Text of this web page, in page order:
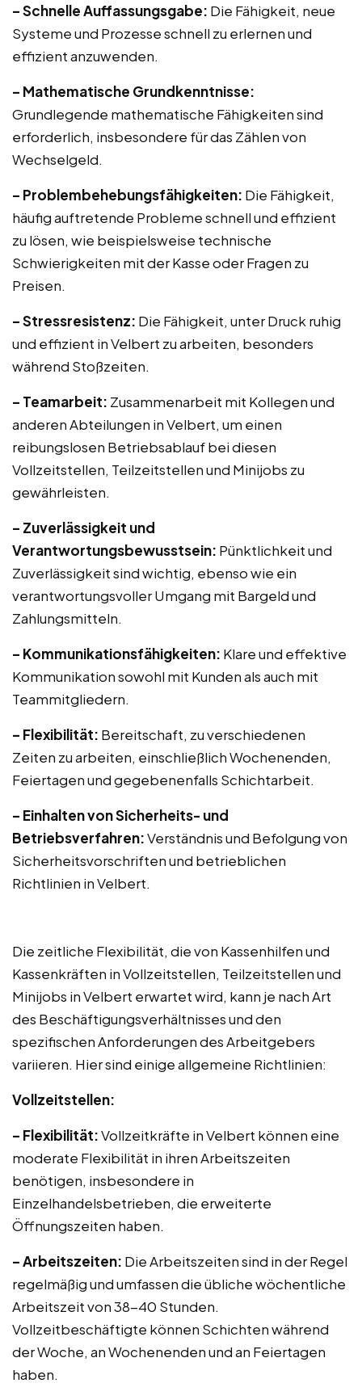
– Schnelle Auffassungsgabe: Die Fähigkeit, neue
Systeme und Prozesse schnell zu erlernen und
effizient anzuwenden.
– Mathematische Grundkenntnisse:
Grundlegende mathematische Fähigkeiten sind
erforderlich, insbesondere für das Zählen von
Wechselgeld.
– Problembehebungsfähigkeiten: Die Fähigkeit,
häufig auftretende Probleme schnell und effizient
zu lösen, wie beispielsweise technische
Schwierigkeiten mit der Kasse oder Fragen zu
Preisen.
– Stressresistenz: Die Fähigkeit, unter Druck ruhig
und effizient in Velbert zu arbeiten, besonders
während Stoßzeiten.
– Teamarbeit: Zusammenarbeit mit Kollegen und
anderen Abteilungen in Velbert, um einen
reibungslosen Betriebsablauf bei diesen
Vollzeitstellen, Teilzeitstellen und Minijobs zu
gewährleisten.
– Zuverlässigkeit und
Verantwortungsbewusstsein: Pünktlichkeit und
Zuverlässigkeit sind wichtig, ebenso wie ein
verantwortungsvoller Umgang mit Bargeld und
Zahlungsmitteln.
– Kommunikationsfähigkeiten: Klare und effektive
Kommunikation sowohl mit Kunden als auch mit
Teammitgliedern.
– Flexibilität: Bereitschaft, zu verschiedenen
Zeiten zu arbeiten, einschließlich Wochenenden,
Feiertagen und gegebenenfalls Schichtarbeit.
– Einhalten von Sicherheits- und
Betriebsverfahren:Verständnis und Befolgung von
Sicherheitsvorschriften und betrieblichen
Richtlinien in Velbert.
Die zeitliche Flexibilität, die von Kassenhilfen und
Kassenkräften in Vollzeitstellen, Teilzeitstellen und
Minijobs in Velbert erwartet wird, kann je nach Art
des Beschäftigungsverhältnisses und den
spezifischen Anforderungen des Arbeitgebers
variieren. Hier sind einige allgemeine Richtlinien:
Vollzeitstellen:
– Flexibilität:Vollzeitkräfte in Velbert können eine
moderate Flexibilität in ihren Arbeitszeiten
benötigen, insbesondere in
Einzelhandelsbetrieben, die erweiterte
Öffnungszeiten haben.
– Arbeitszeiten: Die Arbeitszeiten sind in der Regel
regelmäßig und umfassen die übliche wöchentliche
Arbeitszeit von 38-40 Stunden.
Vollzeitbeschäftigte können Schichten während
der Woche, an Wochenenden und an Feiertagen
haben.